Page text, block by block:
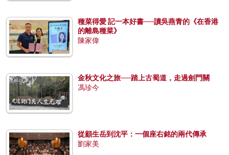
種菜得愛 記一本好書──讀吳燕青的《在香港
的離島種菜》
陳家偉
金秋文化之旅──踏上古蜀道，走過劍門關
馮珍今
從顧生岳到沈平：一個座右銘的兩代傳承
劉家美